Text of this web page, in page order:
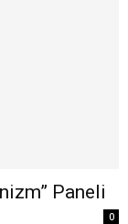
Paneli
0